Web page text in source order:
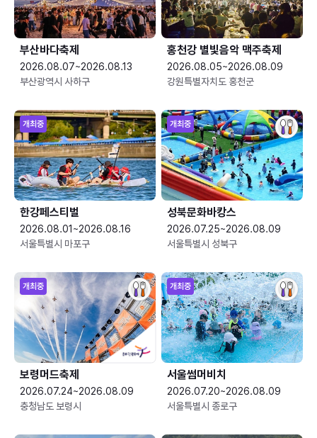
부산바다축제
2026.08.07~2026.08.13
부산광역시 사하구
홍천강 별빛음악 맥주축제
2026.08.05~2026.08.09
강원특별자치도 홍천군
개최중
한강페스티벌
2026.08.01~2026.08.16
서울특별시 마포구
개최중
성북문화바캉스
2026.07.25~2026.08.09
서울특별시 성북구
개최중
보령머드축제
2026.07.24~2026.08.09
충청남도 보령시
개최중
서울썸머비치
2026.07.20~2026.08.09
서울특별시 종로구